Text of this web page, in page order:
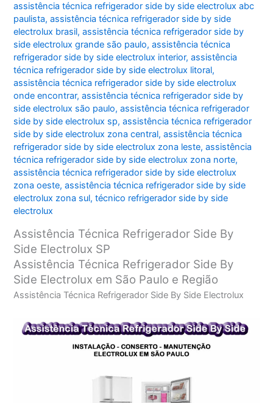
assistência técnica refrigerador side by side electrolux abc
paulista,assistência técnica refrigerador side by side
electrolux brasil,assistência técnica refrigerador side by
side electrolux grande são paulo,assistência técnica
refrigerador side by side electrolux interior,assistência
técnica refrigerador side by side electrolux litoral,
assistência técnica refrigerador side by side electrolux
onde encontrar,assistência técnica refrigerador side by
side electrolux são paulo,assistência técnica refrigerador
side by side electrolux sp,assistência técnica refrigerador
side by side electrolux zona central,assistência técnica
refrigerador side by side electrolux zona leste,assistência
técnica refrigerador side by side electrolux zona norte,
assistência técnica refrigerador side by side electrolux
zona oeste,assistência técnica refrigerador side by side
electrolux zona sul,técnico refrigerador side by side
electrolux
Assistência Técnica Refrigerador Side By
Side Electrolux SP
Assistência Técnica Refrigerador Side By
Side Electrolux em São Paulo e Região
Assistência Técnica Refrigerador Side By Side Electrolux